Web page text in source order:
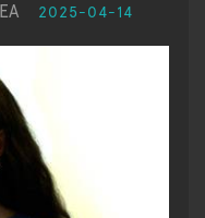
2025-04-14